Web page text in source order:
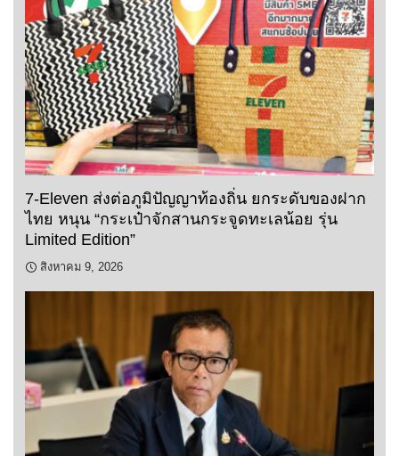
7-Eleven ส่งต่อภูมิปัญญาท้องถิ่น ยกระดับของฝาก
ไทย หนุน “กระเป๋าจักสานกระจูดทะเลน้อย รุ่น
Limited Edition”
สิงหาคม 9, 2026